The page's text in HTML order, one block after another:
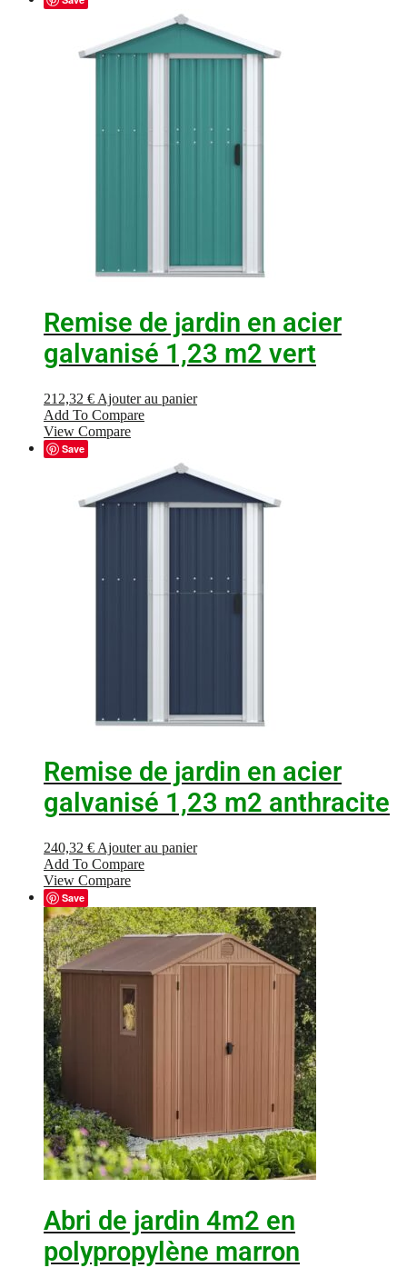
Remise de jardin en acier
galvanisé 1,23 m2 vert
212,32 € Ajouter au panier
Add To Compare
View Compare
Save
Remise de jardin en acier
galvanisé 1,23 m2 anthracite
240,32 € Ajouter au panier
Add To Compare
View Compare
Save
Abri de jardin 4m2 en
polypropylène marron